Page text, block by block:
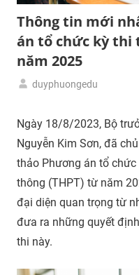
Thông tin mới
án tổ chức kỳ thi
năm 2025
duyphuongedu
giáo
Ngày 18/8/2023, Bộ
Nguyễn Kim Sơn, đã
thảo Phương án tổ
thông (THPT) từ năm
đại diện quan trọng từ
đưa ra những quyết
thi này.